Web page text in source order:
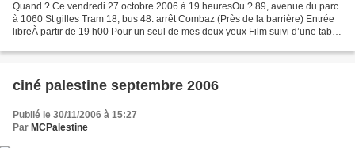
Quand ? Ce vendredi 27 octobre 2006 à 19 heuresOu ? 89, avenue du parc
à 1060 St gilles Tram 18, bus 48. arrêt Combaz (Près de la barrière) Entrée
libreÀ partir de 19 h00 Pour un seul de mes deux yeux Film suivi d’une table
ciné palestine septembre 2006
Publié le 30/11/2006 à 15:27
Par MCPalestine